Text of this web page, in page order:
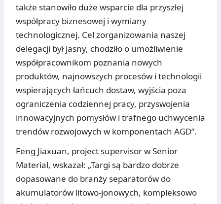
także stanowiło duże wsparcie dla przyszłej
współpracy biznesowej i wymiany
technologicznej. Cel zorganizowania naszej
delegacji był jasny, chodziło o umożliwienie
współpracownikom poznania nowych
produktów, najnowszych procesów i technologii
wspierających łańcuch dostaw, wyjścia poza
ograniczenia codziennej pracy, przyswojenia
innowacyjnych pomysłów i trafnego uchwycenia
trendów rozwojowych w komponentach AGD”.
Feng Jiaxuan, project supervisor w Senior
Material, wskazał: „Targi są bardzo dobrze
dopasowane do branży separatorów do
akumulatorów litowo-jonowych, kompleksowo